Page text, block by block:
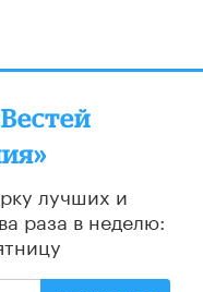
лучших и
раза в неделю: